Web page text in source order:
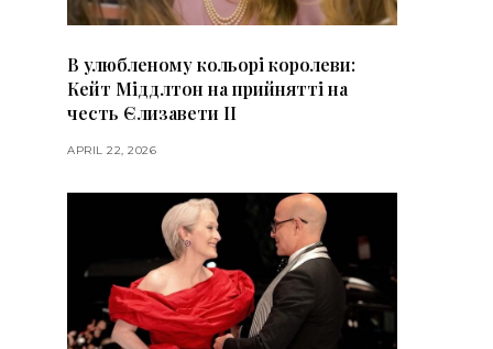
В улюбленому кольорі королеви:
Кейт Міддлтон на прийнятті на
честь Єлизавети II
APRIL 22, 2026